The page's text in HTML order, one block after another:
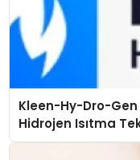
Kleen-Hy-Dro-Gen
Hidrojen Isıtma
Düzenleyici